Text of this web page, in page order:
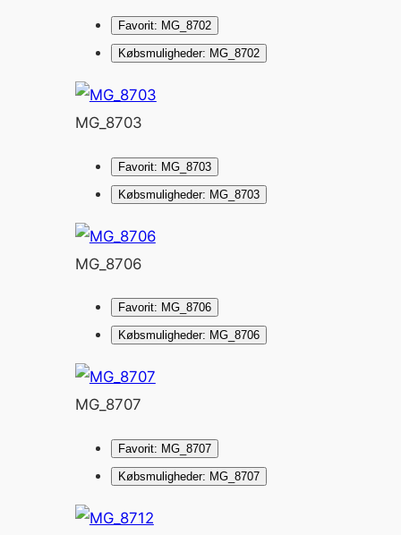
Favorit: MG_8702
Købsmuligheder: MG_8702
MG_8703
Favorit: MG_8703
Købsmuligheder: MG_8703
MG_8706
Favorit: MG_8706
Købsmuligheder: MG_8706
MG_8707
Favorit: MG_8707
Købsmuligheder: MG_8707